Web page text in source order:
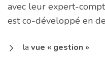
avec leur expert-
est co-développé en
la vue « gestion »